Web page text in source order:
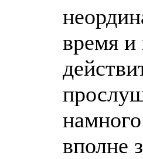
время и
вполне